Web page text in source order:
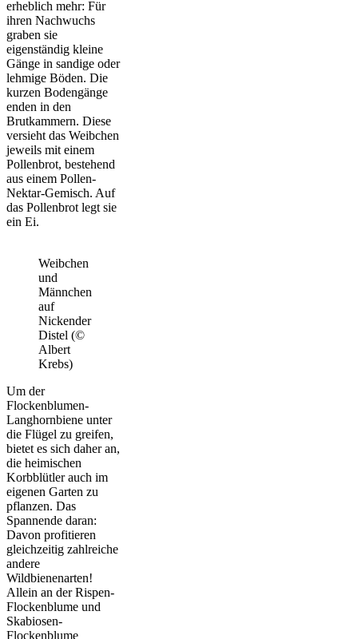
erheblich mehr: Für
ihren Nachwuchs
graben sie
eigenständig kleine
Gänge in sandige oder
lehmige Böden. Die
kurzen Bodengänge
enden in den
Brutkammern. Diese
versieht das Weibchen
jeweils mit einem
Pollenbrot, bestehend
aus einem Pollen-
Nektar-Gemisch. Auf
das Pollenbrot legt sie
ein Ei.
Weibchen
und
Männchen
auf
Nickender
Distel (©
Albert
Krebs)
Um der
Flockenblumen-
Langhornbiene unter
die Flügel zu greifen,
bietet es sich daher an,
die heimischen
Korbblütler auch im
eigenen Garten zu
pflanzen. Das
Spannende daran:
Davon profitieren
gleichzeitig zahlreiche
andere
Wildbienenarten!
Allein an der Rispen-
Flockenblume und
Skabiosen-
Flockenblume